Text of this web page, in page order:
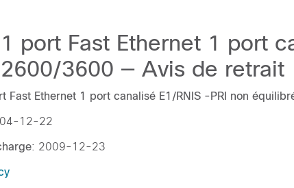
port Fast Ethernet 1 port
3600 — Avis de retrait
Fast Ethernet 1 port canalisé E1/RNIS -PRI non
12-22
: 2009-12-23